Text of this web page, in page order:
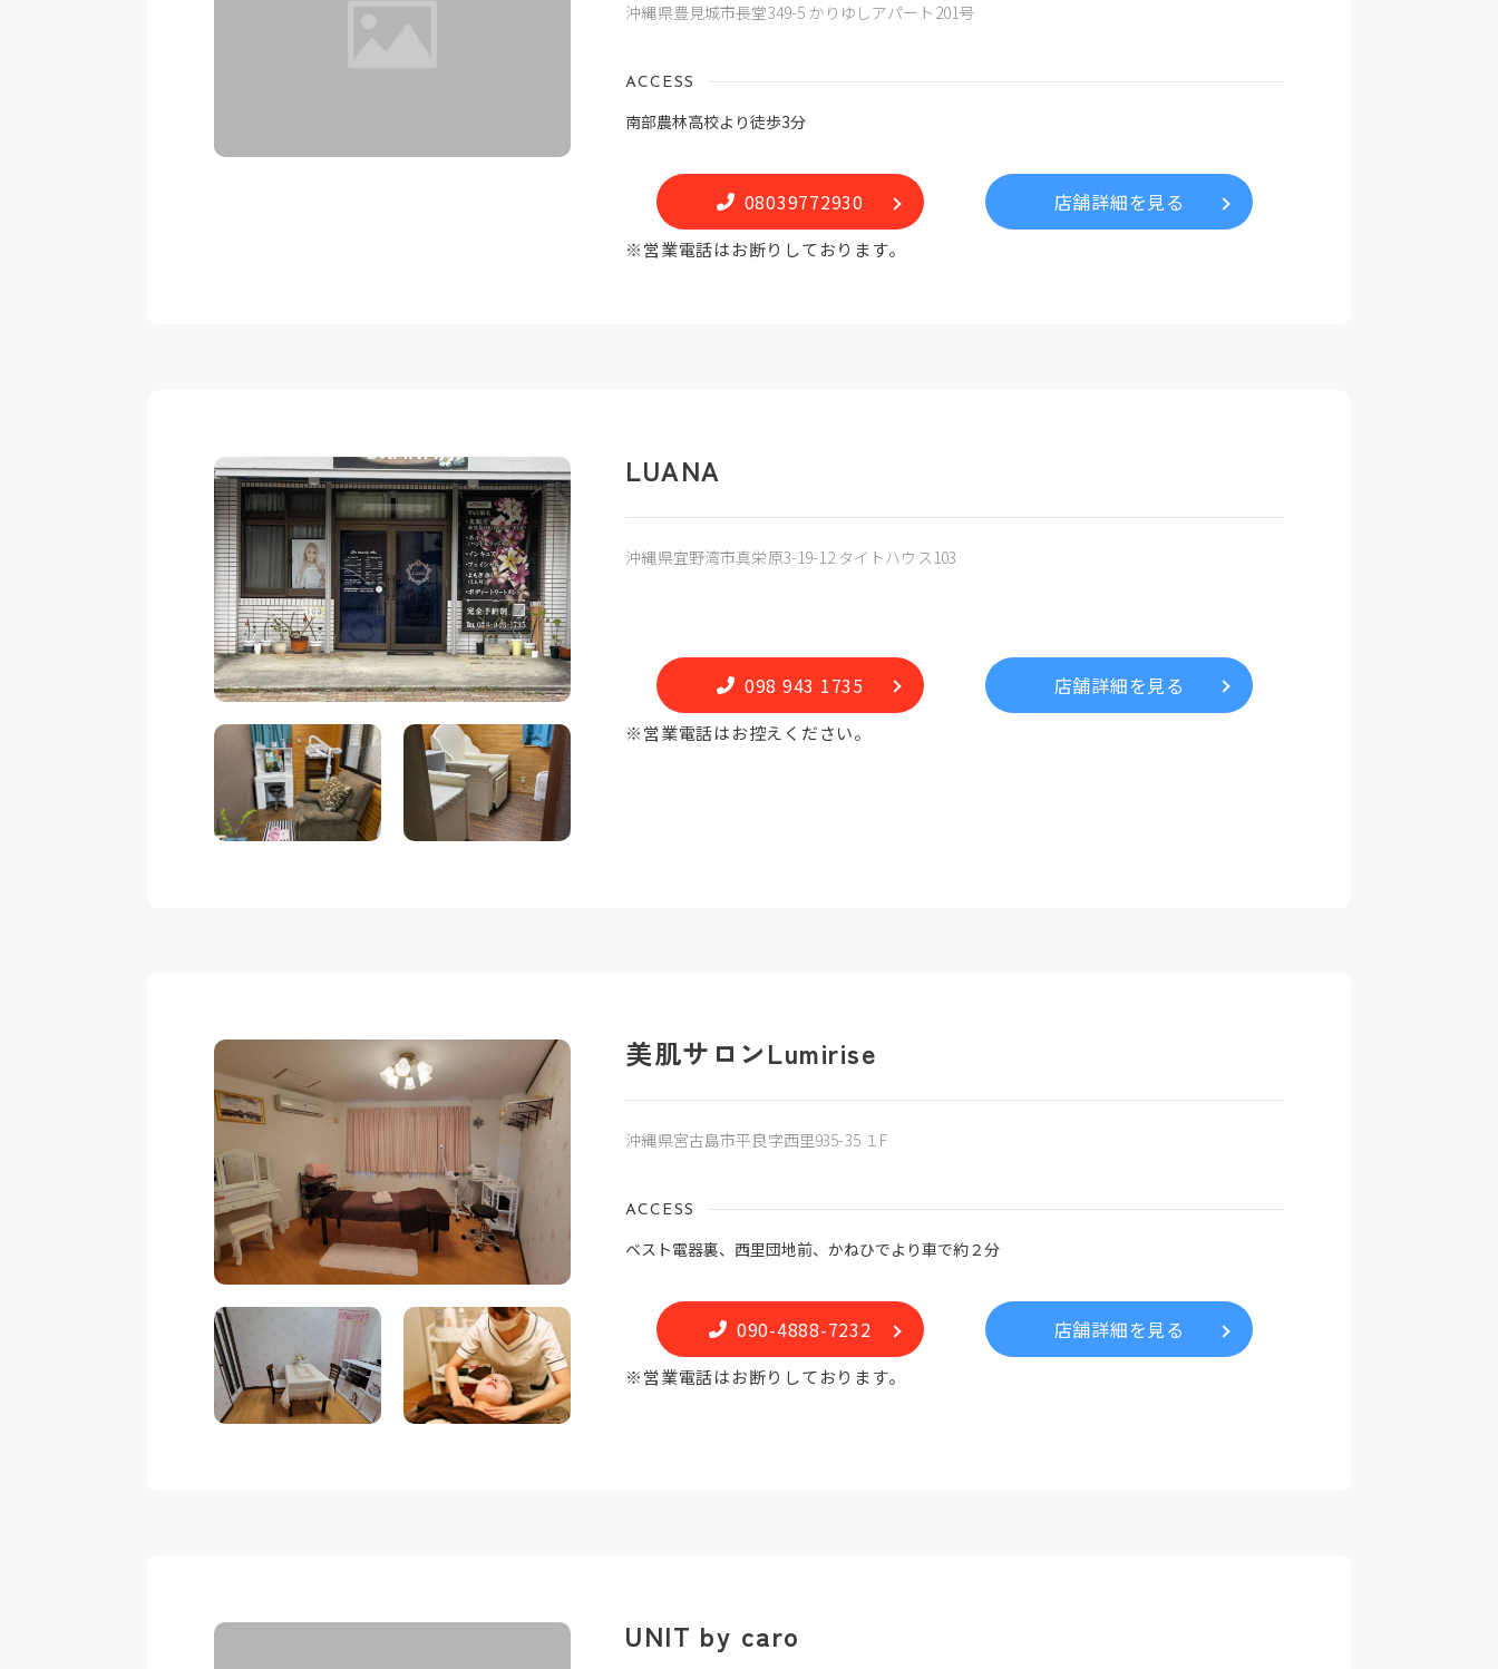
沖縄県豊見城市長堂349-5 かりゆしアパート201号
ACCESS
南部農林高校より徒歩3分
08039772930 店舗詳細を見る
※営業電話はお断りしております。
LUANA
沖縄県宜野湾市真栄原3-19-12 タイトハウス103
098 943 1735 店舗詳細を見る
※営業電話はお控えください。
美肌サロンLumirise
沖縄県宮古島市平良字西里935-35 １F
ACCESS
ベスト電器裏、西里団地前、かねひでより車で約２分
090-4888-7232 店舗詳細を見る
※営業電話はお断りしております。
UNIT by caro